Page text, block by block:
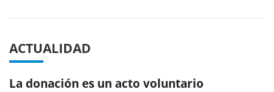
ACTUALIDAD
La donación es un acto voluntario